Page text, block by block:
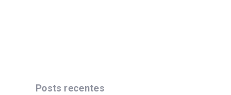
Posts recentes